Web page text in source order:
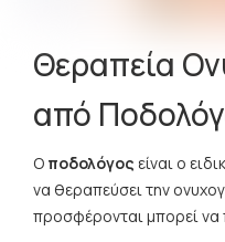
Θεραπεία
από
Ο ποδολόγος είναι ο
να θεραπεύσει την
προσφέρονται μπορεί να